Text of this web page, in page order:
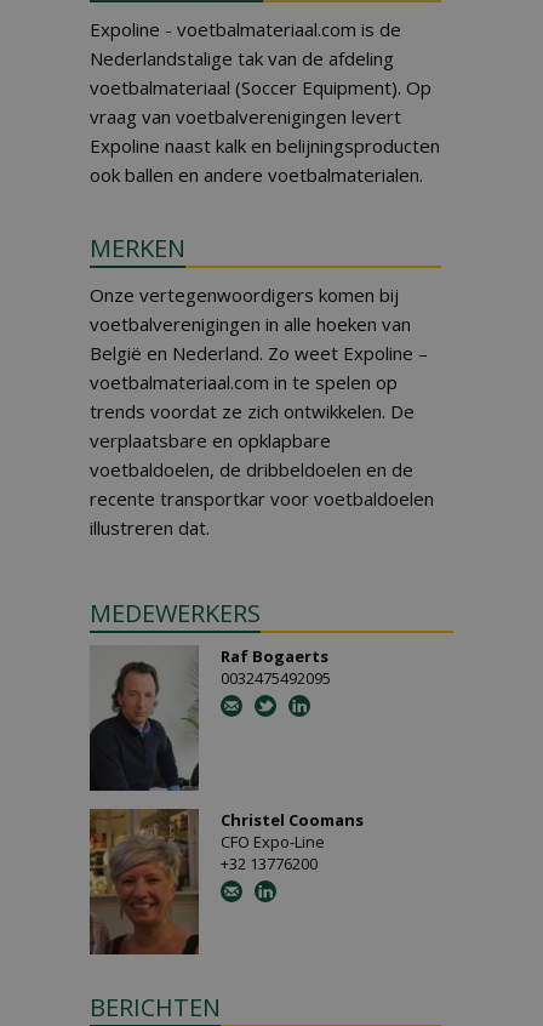
Expoline - voetbalmateriaal.com is de
Nederlandstalige tak van de afdeling
voetbalmateriaal (Soccer Equipment). Op
vraag van voetbalverenigingen levert
Expoline naast kalk en belijningsproducten
ook ballen en andere voetbalmaterialen.
MERKEN
Onze vertegenwoordigers komen bij
voetbalverenigingen in alle hoeken van
België en Nederland. Zo weet Expoline –
voetbalmateriaal.com in te spelen op
trends voordat ze zich ontwikkelen. De
verplaatsbare en opklapbare
voetbaldoelen, de dribbeldoelen en de
recente transportkar voor voetbaldoelen
illustreren dat.
MEDEWERKERS
Raf Bogaerts
0032475492095
Christel Coomans
CFO Expo-Line
+32 13776200
BERICHTEN